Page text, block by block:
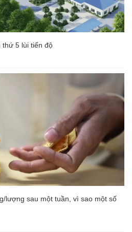
thứ 5 lùi tiến độ
lượng sau một tuần, vì sao một số